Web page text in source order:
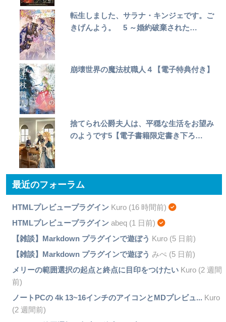
転生しました、サラナ・キンジェです。ご
きげんよう。 5 ～婚約破棄された…
崩壊世界の魔法杖職人４【電子特典付き】
捨てられ公爵夫人は、平穏な生活をお望み
のようです5【電子書籍限定書き下ろ…
最近のフォーラム
HTMLプレビュープラグインKuro (16 時間前)
HTMLプレビュープラグインabeq (1 日前)
【雑談】Markdown プラグインで遊ぼう Kuro (5 日前)
【雑談】Markdown プラグインで遊ぼう みぺ (5 日前)
メリーの範囲選択の起点と終点に目印をつけたいKuro (2 週間
前)
ノートPCの 4k 13~16インチのアイコンとMDプレビュ... Kuro
(2 週間前)